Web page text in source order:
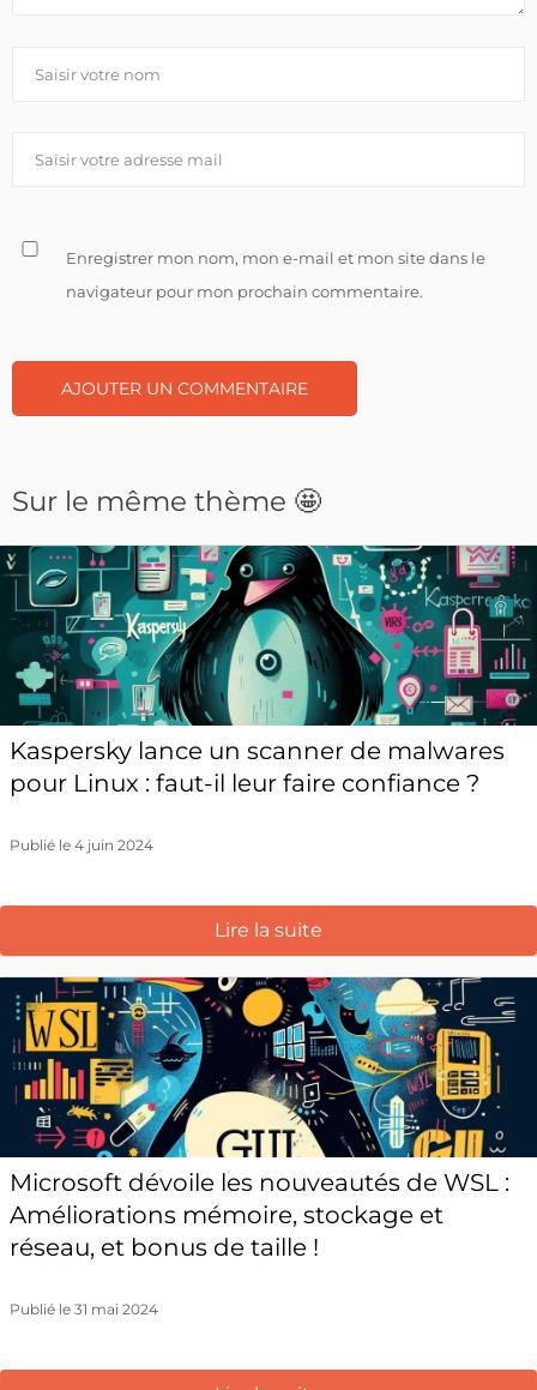
Enregistrer mon nom, mon e-mail et mon site dans le
navigateur pour mon prochain commentaire.
Sur le même thème 🤩
Kaspersky lance un scanner de malwares
pour Linux : faut-il leur faire confiance ?
Publié le 4 juin 2024
Lire la suite
Microsoft dévoile les nouveautés de WSL :
Améliorations mémoire, stockage et
réseau, et bonus de taille !
Publié le 31 mai 2024